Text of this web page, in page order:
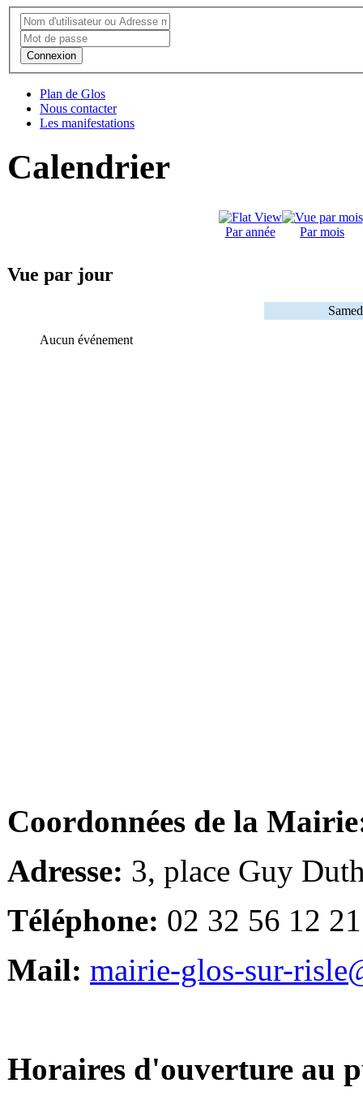
Connexion
Plan de Glos
Nous contacter
Les manifestations
Calendrier
Par année Par mois
Vue par jour
Aucun événement
Coordonnées de la
Adresse: 3, place Guy
Téléphone: 02 32 56 12 21
Mail: mairie-glos-sur-
Horaires d'ouverture au